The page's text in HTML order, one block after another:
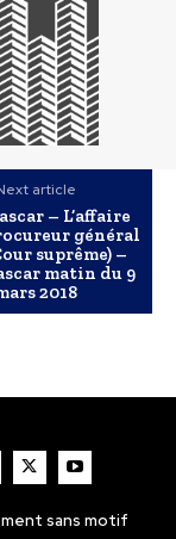
article
– L’affaire
général
suprême) –
matin du 9
2018
sans motif